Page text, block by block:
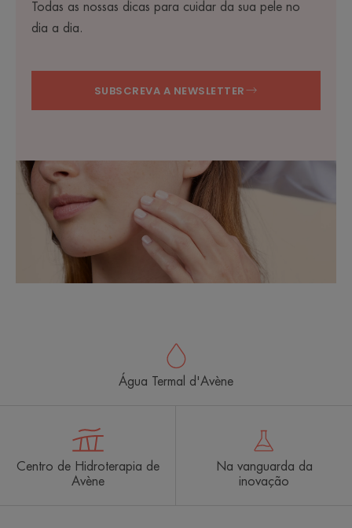
Todas as nossas dicas para cuidar da sua pele no
dia a dia.
SUBSCREVA A NEWSLETTER
Água Termal d'Avène
Centro de Hidroterapia de
Avène
Na vanguarda da
inovação